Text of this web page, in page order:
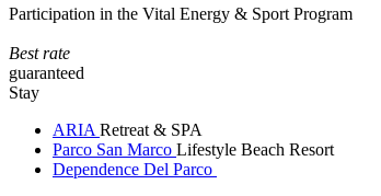
Participation in the Vital Energy & Sport Program
Best rate
guaranteed
Stay
ARIA Retreat & SPA
Parco San Marco Lifestyle Beach Resort
Dependence Del Parco